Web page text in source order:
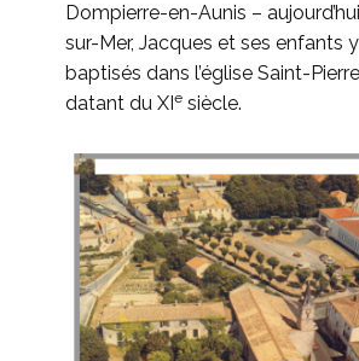
Dompierre-en-Aunis –
sur-Mer, Jacques et ses enfants
baptisés dans l’église Saint-
datant du XIe siècle.